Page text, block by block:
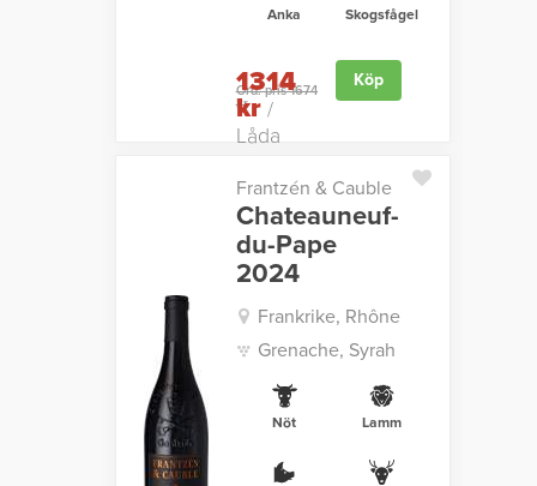
Anka Skogsfågel
Ord. pris 1674
kr
1314
kr/
Låda
Köp
Frantzén & Cauble
Chateauneuf-
du-Pape
2024
Frankrike, Rhône
Grenache, Syrah
Nöt Lamm